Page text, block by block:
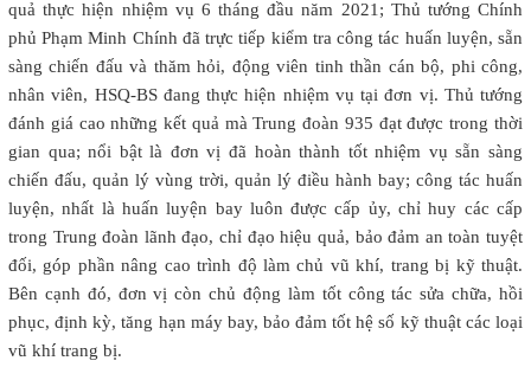
quả thực hiện nhiệm vụ 6 tháng đầu năm 2021; Thủ tướng Chính
phủ Phạm Minh Chính đã trực tiếp kiểm tra công tác huấn luyện, sẵn
sàng chiến đấu và thăm hỏi, động viên tinh thần cán bộ, phi công,
nhân viên, HSQ-BS đang thực hiện nhiệm vụ tại đơn vị. Thủ tướng
đánh giá cao những kết quả mà Trung đoàn 935 đạt được trong thời
gian qua; nổi bật là đơn vị đã hoàn thành tốt nhiệm vụ sẵn sàng
chiến đấu, quản lý vùng trời, quản lý điều hành bay; công tác huấn
luyện, nhất là huấn luyện bay luôn được cấp ủy, chỉ huy các cấp
trong Trung đoàn lãnh đạo, chỉ đạo hiệu quả, bảo đảm an toàn tuyệt
đối, góp phần nâng cao trình độ làm chủ vũ khí, trang bị kỹ thuật.
Bên cạnh đó, đơn vị còn chủ động làm tốt công tác sửa chữa, hồi
phục, định kỳ, tăng hạn máy bay, bảo đảm tốt hệ số kỹ thuật các loại
vũ khí trang bị.